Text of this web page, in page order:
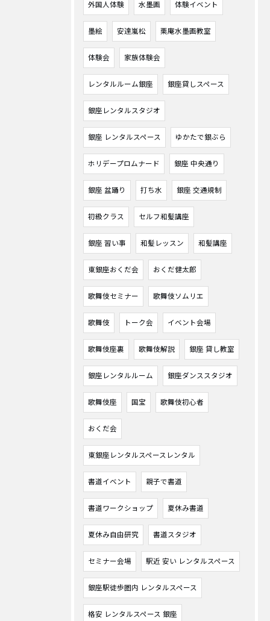
外国人体験 水墨画 体験イベント
墨絵 安達嵐松 栗庵水墨画教室
体験会 家族体験会
レンタルルーム銀座 銀座貸しスペース
銀座レンタルスタジオ
銀座 レンタルスペース ゆかたで銀ぶら
ホリデープロムナード 銀座 中央通り
銀座 盆踊り 打ち水 銀座 交通規制
初級クラス セルフ和髪講座
銀座 習い事 和髪レッスン 和髪講座
東銀座おくだ会 おくだ健太郎
歌舞伎セミナー 歌舞伎ソムリエ
歌舞伎 トーク会 イベント会場
歌舞伎座裏 歌舞伎解説 銀座 貸し教室
銀座レンタルルーム 銀座ダンススタジオ
歌舞伎座 国宝 歌舞伎初心者
おくだ会
東銀座レンタルスペースレンタル
書道イベント 親子で書道
書道ワークショップ 夏休み書道
夏休み自由研究 書道スタジオ
セミナー会場 駅近 安い レンタルスペース
銀座駅徒歩圏内 レンタルスペース
格安 レンタルスペース 銀座